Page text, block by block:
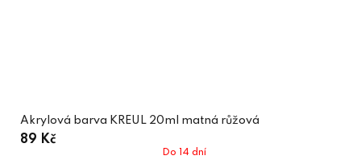
Akrylová barva KREUL 20ml matná růžová
89 Kč
Do 14 dní